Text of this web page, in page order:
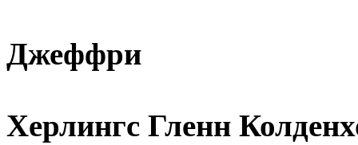
Джеффри
Херлингс Гленн